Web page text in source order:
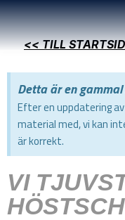
<< TILL
Detta är en gammal
Efter en uppdatering
material med, vi kan
är korrekt.
VI